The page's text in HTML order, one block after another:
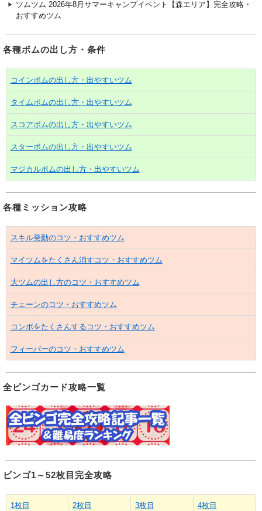
ツムツム 2026年8月サマーキャンプイベント【森エリア】完全攻略・
おすすめツム
各種ボムの出し方・条件
コインボムの出し方・出やすいツム
タイムボムの出し方・出やすいツム
スコアボムの出し方・出やすいツム
スターボムの出し方・出やすいツム
マジカルボムの出し方・出やすいツム
各種ミッション攻略
スキル発動のコツ・おすすめツム
マイツムをたくさん消すコツ・おすすめツム
大ツムの出し方のコツ・おすすめツム
チェーンのコツ・おすすめツム
コンボをたくさんするコツ・おすすめツム
フィーバーのコツ・おすすめツム
全ビンゴカード攻略一覧
ビンゴ1～52枚目完全攻略
1枚目 2枚目 3枚目 4枚目